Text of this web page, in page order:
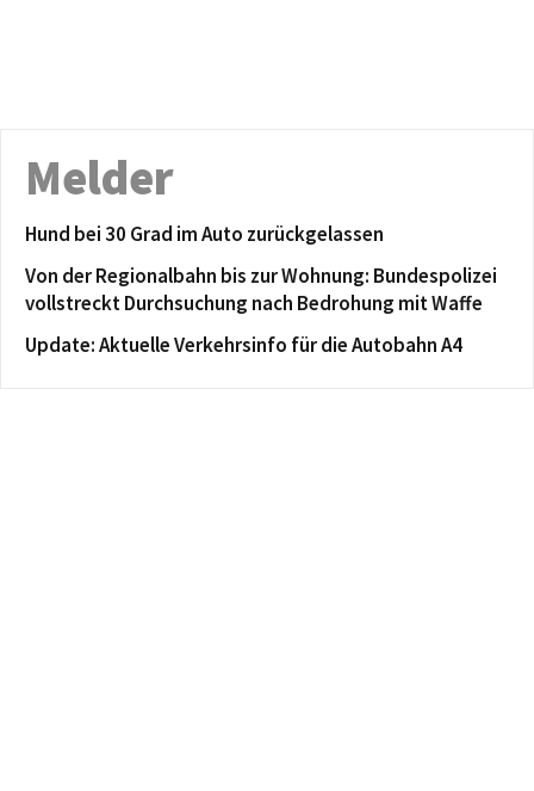
Melder
Hund bei 30 Grad im Auto zurückgelassen
Von der Regionalbahn bis zur Wohnung: Bundespolizei
vollstreckt Durchsuchung nach Bedrohung mit Waffe
Update: Aktuelle Verkehrsinfo für die Autobahn A4